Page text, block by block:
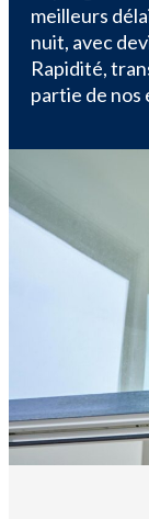
meilleurs
nuit, avec
Rapidité,
partie de nos